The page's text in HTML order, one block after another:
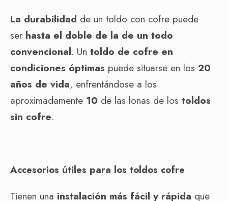
La durabilidad de un toldo con cofre puede
ser hasta el doble de la de un todo
convencional. Un toldo de cofre en
condiciones óptimas puede situarse en los 20
años de vida, enfrentándose a los
aproximadamente 10 de las lonas de los toldos
sin cofre.
Accesorios útiles para los toldos cofre
Tienen una instalación más fácil y rápida que